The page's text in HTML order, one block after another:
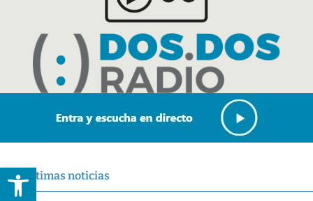
Abrir barra de herramientas
Últimas noticias